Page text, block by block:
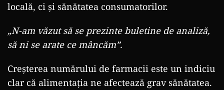
locală, ci și sănătatea consumatorilor.
„N-am văzut să se prezinte buletine de analiză,
să ni se arate ce mâncăm”.
Creșterea numărului de farmacii este un indiciu
clar că alimentația ne afectează grav sănătatea.